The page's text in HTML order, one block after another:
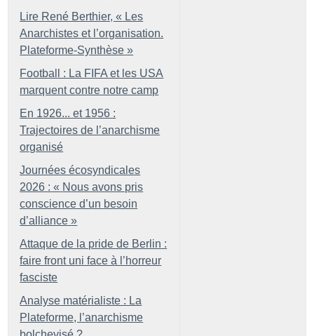
Lire René Berthier, « Les
Anarchistes et l’organisation.
Plateforme-Synthèse »
Football : La FIFA et les USA
marquent contre notre camp
En 1926... et 1956 :
Trajectoires de l’anarchisme
organisé
Journées écosyndicales
2026 : « Nous avons pris
conscience d’un besoin
d’alliance »
Attaque de la pride de Berlin :
faire front uni face à l’horreur
fasciste
Analyse matérialiste : La
Plateforme, l’anarchisme